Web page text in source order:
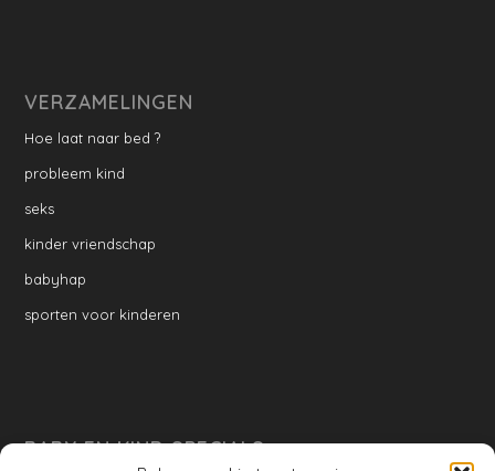
VERZAMELINGEN
Hoe laat naar bed ?
probleem kind
seks
kinder vriendschap
babyhap
sporten voor kinderen
BABY EN KIND SPECIALS